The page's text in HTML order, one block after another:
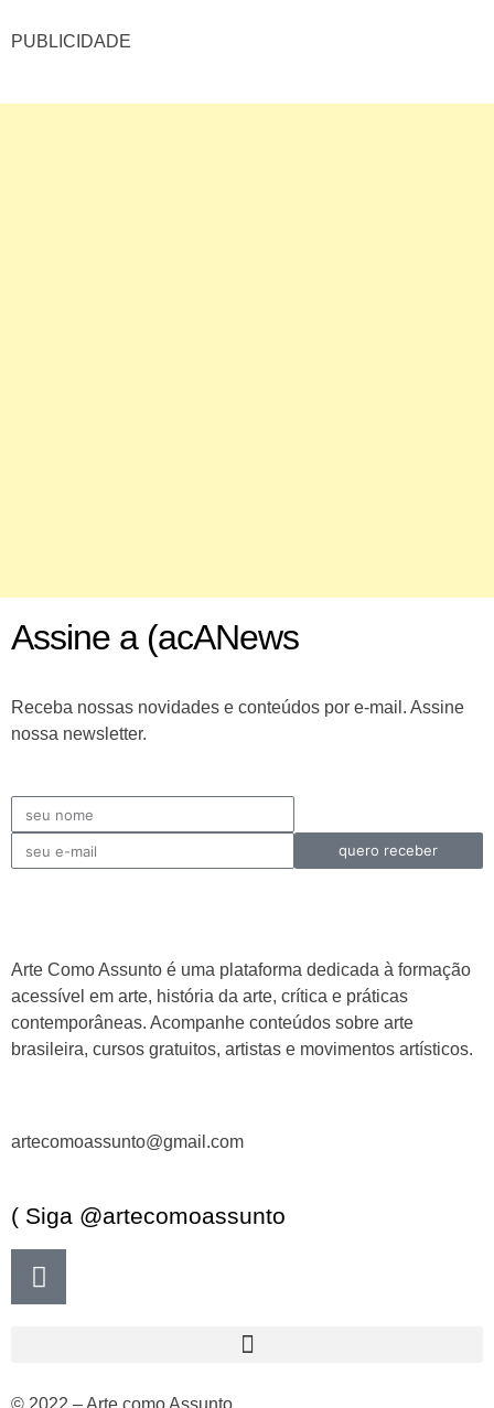
PUBLICIDADE
Assine a (acANews
Receba nossas novidades e conteúdos por e-mail. Assine
nossa newsletter.
quero receber
Arte Como Assunto é uma plataforma dedicada à formação
acessível em arte, história da arte, crítica e práticas
contemporâneas. Acompanhe conteúdos sobre arte
brasileira, cursos gratuitos, artistas e movimentos artísticos.
artecomoassunto@gmail.com
( Siga @artecomoassunto